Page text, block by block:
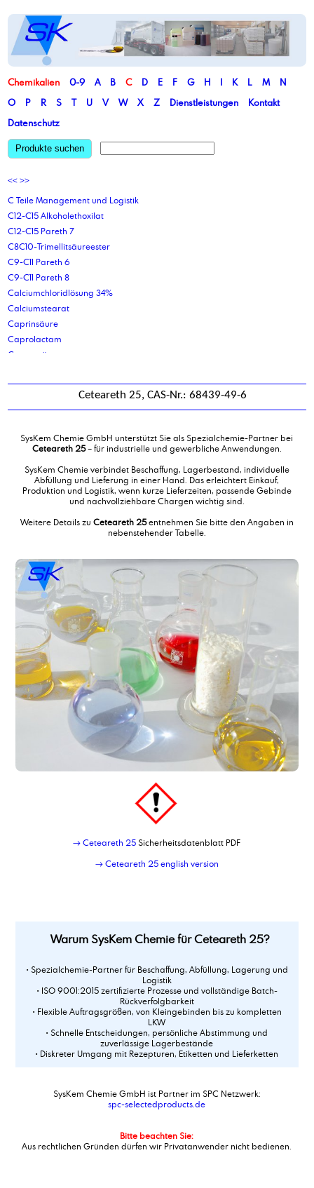
Chemikalien 0-9 A B C D E F G H I K L M
N
O
P R S T U V W X Z Dienstleistungen
Kontakt
Datenschutz
Produkte suchen
<< >>
C Teile Management und Logistik
C12-C15 Alkoholethoxilat
C12-C15 Pareth 7
C8C10-Trimellitsäureester
C9-C11 Pareth 6
C9-C11 Pareth 8
Calciumchloridlösung 34%
Calciumstearat
Caprinsäure
Caprolactam
Capronsäure
Capryl-capric-triglycerid
Cetostearylalkohol
Cetylalkohol
Cetylpalmitat
Cocamidopropylbetain
Corrosion Inhibitor PM
Corrosion Inhibitor PM 2
Corrosionsinhibitor TACT 50
Corrosionsinhibitor TACT 50 LV
Corrosionsinhibitor TACT 85
Ceteareth 25, CAS-Nr.: 68439-49-6
SysKem Chemie GmbH unterstützt Sie als Spezialchemie-Partner bei
Ceteareth 25– für industrielle und gewerbliche Anwendungen.
SysKem Chemie verbindet Beschaffung, Lagerbestand, individuelle
Abfüllung und Lieferung in einer Hand. Das erleichtert Einkauf,
Produktion und Logistik, wenn kurze Lieferzeiten, passende Gebinde
und nachvollziehbare Chargen wichtig sind.
Weitere Details zu Ceteareth 25entnehmen Sie bitte den Angaben in
nebenstehender Tabelle.
→ Ceteareth 25Sicherheitsdatenblatt PDF
→ Ceteareth 25 english version
Warum SysKem Chemie für Ceteareth 25?
• Spezialchemie-Partner für Beschaffung, Abfüllung, Lagerung und
Logistik
• ISO 9001:2015 zertifizierte Prozesse und vollständige Batch-
Rückverfolgbarkeit
• Flexible Auftragsgrößen, von Kleingebinden bis zu kompletten
LKW
• Schnelle Entscheidungen, persönliche Abstimmung und
zuverlässige Lagerbestände
• Diskreter Umgang mit Rezepturen, Etiketten und Lieferketten
SysKem Chemie GmbH ist Partner im SPC Netzwerk:
spc-selectedproducts.de
Bitte beachten Sie:
Aus rechtlichen Gründen dürfen wir Privatanwender nicht bedienen.